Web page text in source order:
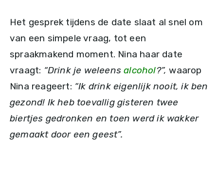
Het gesprek tijdens de date slaat al snel om
van een simpele vraag, tot een
spraakmakend moment. Nina haar date
vraagt: “Drink je weleensalcohol?”,waarop
Nina reageert: “Ik drink eigenlijk nooit, ik ben
gezond! Ik heb toevallig gisteren twee
biertjes gedronken en toen werd ik wakker
gemaakt door een geest”.